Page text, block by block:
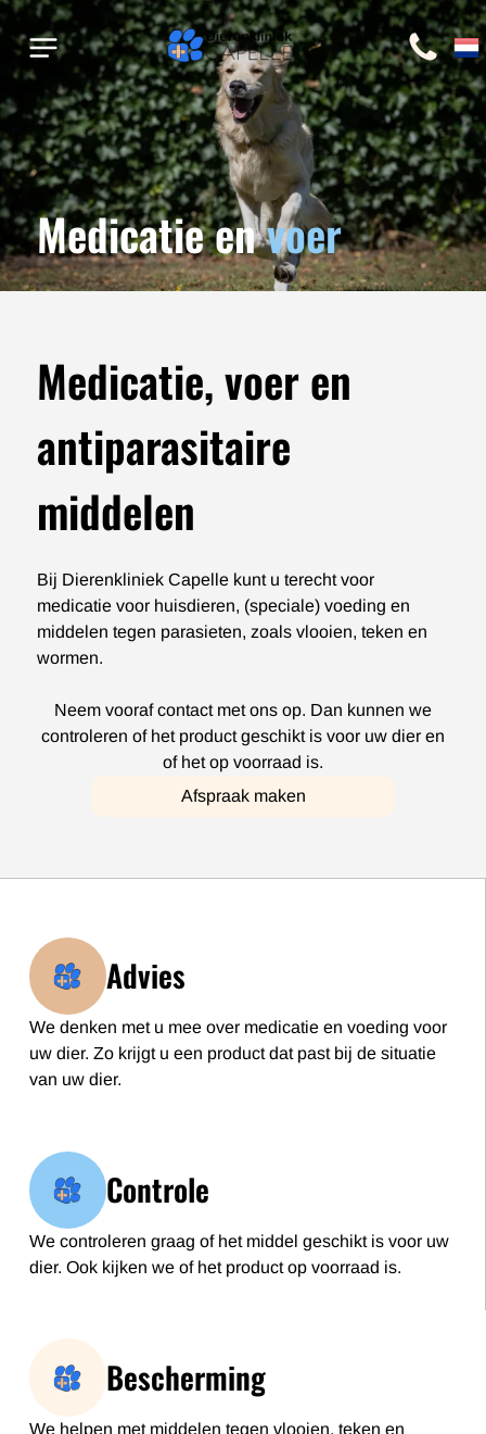
Medicatie envoer
Medicatie, voer en
antiparasitaire
middelen
Bij Dierenkliniek Capelle kunt u terecht voor
medicatie voor huisdieren, (speciale) voeding en
middelen tegen parasieten, zoals vlooien, teken en
wormen.
Neem vooraf contact met ons op. Dan kunnen we
controleren of het product geschikt is voor uw dier en
of het op voorraad is.
Afspraak maken
Advies
We denken met u mee over medicatie en voeding voor
uw dier. Zo krijgt u een product dat past bij de situatie
van uw dier.
Controle
We controleren graag of het middel geschikt is voor uw
dier. Ook kijken we of het product op voorraad is.
Bescherming
We helpen met middelen tegen vlooien, teken en